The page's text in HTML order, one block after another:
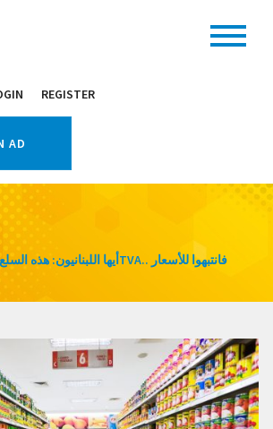
REGISTER
AD
أيها اللبنانيون: هذه السلع لا تطالها الـTVA.. فانتبهوا للأسعار